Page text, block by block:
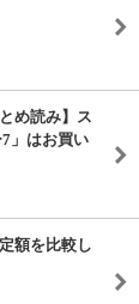
め読み】ス
」はお買い
額を比較し